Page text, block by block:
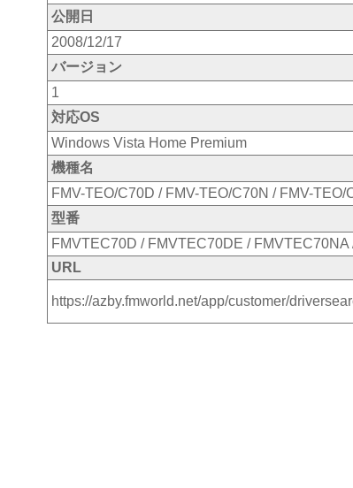
公開日
2008/12/17
バージョン
1
対応OS
Windows Vista Home Premium
機種名
FMV-TEO/C70D / FMV-TEO/C70N / FMV-TEO/
型番
FMVTEC70D / FMVTEC70DE /
URL
https://azby.fmworld.net/app/customer/